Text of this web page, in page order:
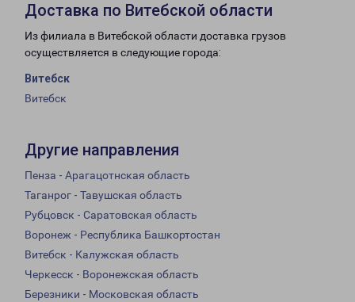
Доставка по Витебской области
Из филиала в Витебской области доставка грузов
осуществляется в следующие города:
Витебск
Витебск
Другие направления
Пенза - Арагацотнская область
Таганрог - Тавушская область
Рубцовск - Саратовская область
Воронеж - Республика Башкортостан
Витебск - Калужская область
Черкесск - Воронежская область
Березники - Московская область